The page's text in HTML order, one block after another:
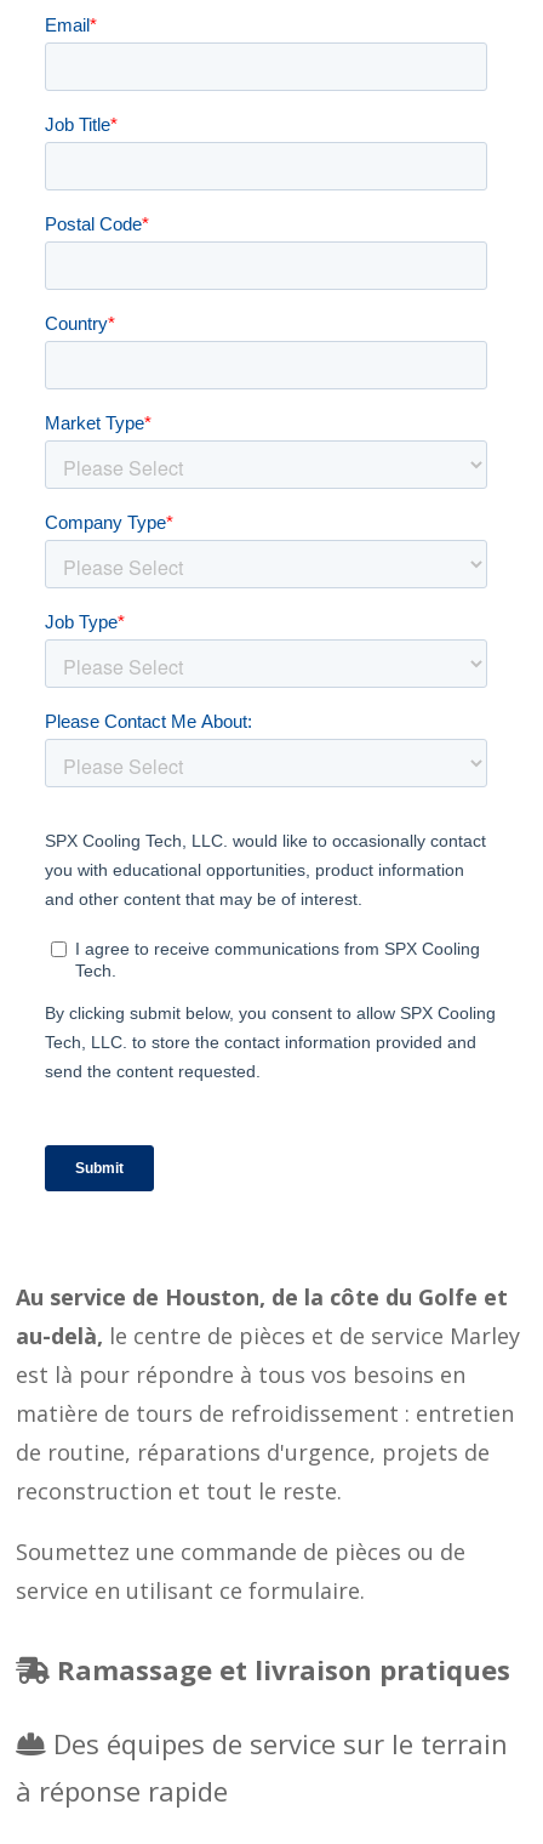
Au service de Houston, de la côte du Golfe et
au-delà, le centre de pièces et de service Marley
est là pour répondre à tous vos besoins en
matière de tours de refroidissement : entretien
de routine, réparations d'urgence, projets de
reconstruction et tout le reste.
Soumettez une commande de pièces ou de
service en utilisant ce formulaire.
Ramassage et livraison pratiques
Des équipes de service sur le terrain
à réponse rapide